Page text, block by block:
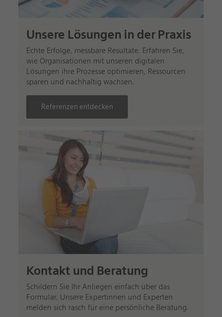
Unsere Lösungen in der Praxis
Echte Erfolge, messbare Resultate. Erfahren Sie,
wie Organisationen mit unseren digitalen
Lösungen ihre Prozesse optimieren, Ressourcen
sparen und nachhaltig wachsen.
Referenzen entdecken
Kontakt und Beratung
Schildern Sie Ihr Anliegen einfach über das
Formular. Unsere Expertinnen und Experten
melden sich rasch für eine persönliche Beratung.